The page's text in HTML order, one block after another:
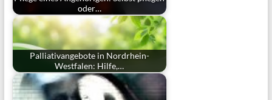
oder…
Palliativangebote in Nordrhein-
Westfalen: Hilfe,…